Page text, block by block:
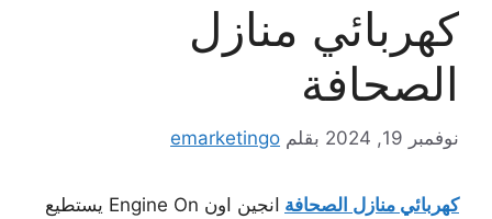
كهربائي منازل
الصحافة
نوفمبر 19, 2024 بقلم emarketingo
كهربائي منازل الصحافة
انجين اون Engine On يستطيع